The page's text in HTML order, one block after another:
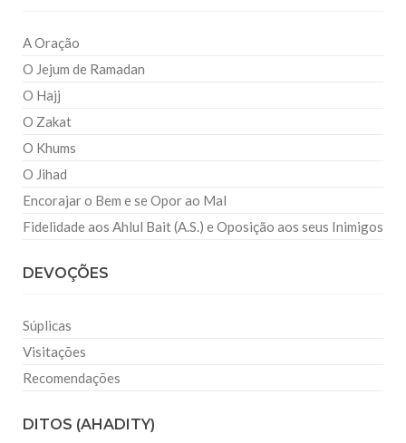
A Oração
O Jejum de Ramadan
O Hajj
O Zakat
O Khums
O Jihad
Encorajar o Bem e se Opor ao Mal
Fidelidade aos Ahlul Bait (A.S.) e Oposição aos seus Inimigos
DEVOÇÕES
Súplicas
Visitações
Recomendações
DITOS (AHADITY)